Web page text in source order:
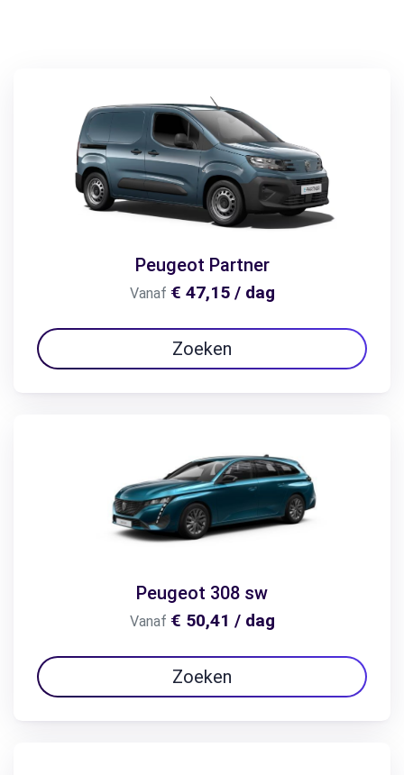
Peugeot Partner
Vanaf € 47,15 / dag
Zoeken
Peugeot 308 sw
Vanaf € 50,41 / dag
Zoeken